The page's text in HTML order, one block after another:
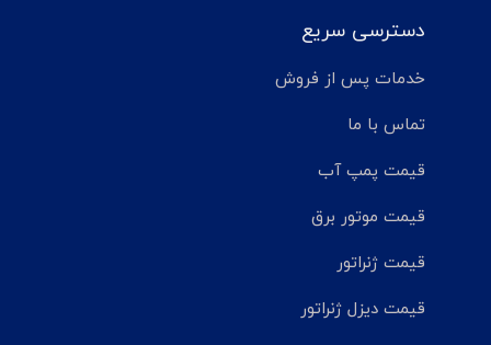
دسترسی سریع
خدمات پس از فروش
تماس با ما
قیمت پمپ آب
قیمت موتور برق
قیمت ژنراتور
قیمت دیزل ژنراتور